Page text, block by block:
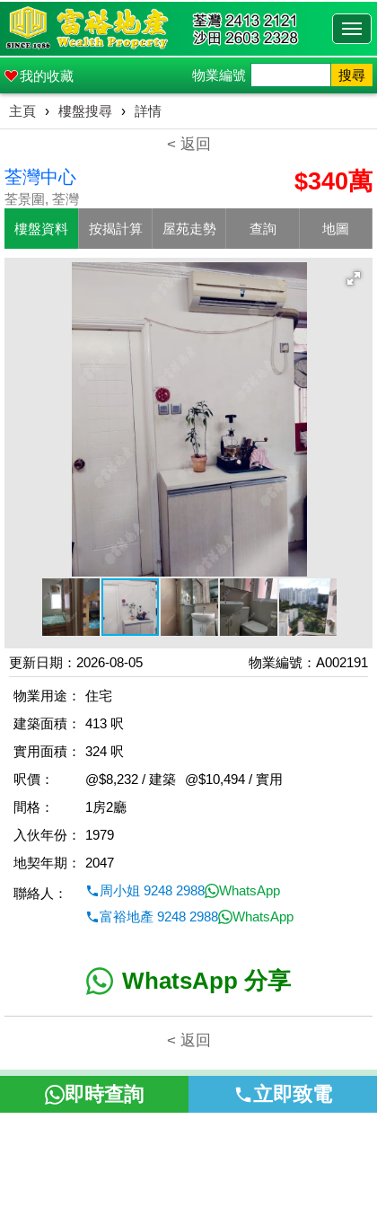
我的收藏 物業編號 搜尋
主頁 › 樓盤搜尋 › 詳情
< 返回
荃灣中心
荃景圍, 荃灣
$340萬
樓盤資料 按揭計算 屋苑走勢 查詢 地圖
更新日期：2026-08-05 物業編號：A002191
物業用途：
住宅
建築面積：
413 呎
實用面積：
324 呎
呎價：
@$8,232 / 建築
@$10,494 / 實用
間格：
1房2廳
入伙年份：
1979
地契年期：
2047
聯絡人：
周小姐 9248 2988
WhatsApp
富裕地產 9248 2988
WhatsApp
WhatsApp 分享
< 返回
即時查詢 立即致電
本網頁所提供資料僅作參考用途。若因錯漏而引致任何不便或損
失，富裕地產概不負責。